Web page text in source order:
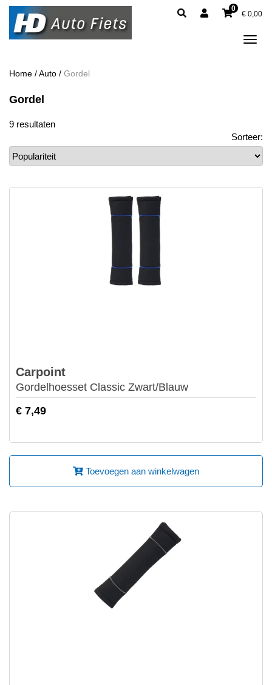
0
€ 0,00
Home /Auto / Gordel
Gordel
9 resultaten
Sorteer:
Carpoint
Gordelhoesset Classic Zwart/Blauw
€ 7,49
Toevoegen aan winkelwagen